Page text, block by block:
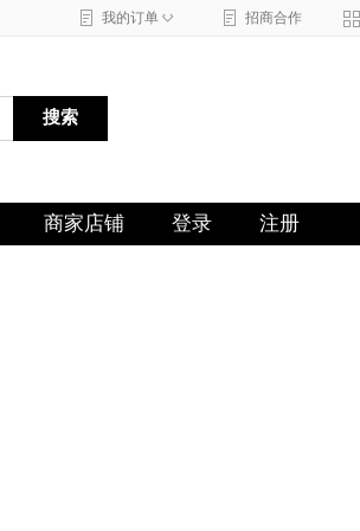
我的订单 ◇ 招商合作
搜索
商家店铺 登录 注册